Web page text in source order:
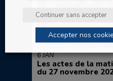
6 JAN
Les actes de la
du 27 novembre
Continuer sans accepter
Accepter nos